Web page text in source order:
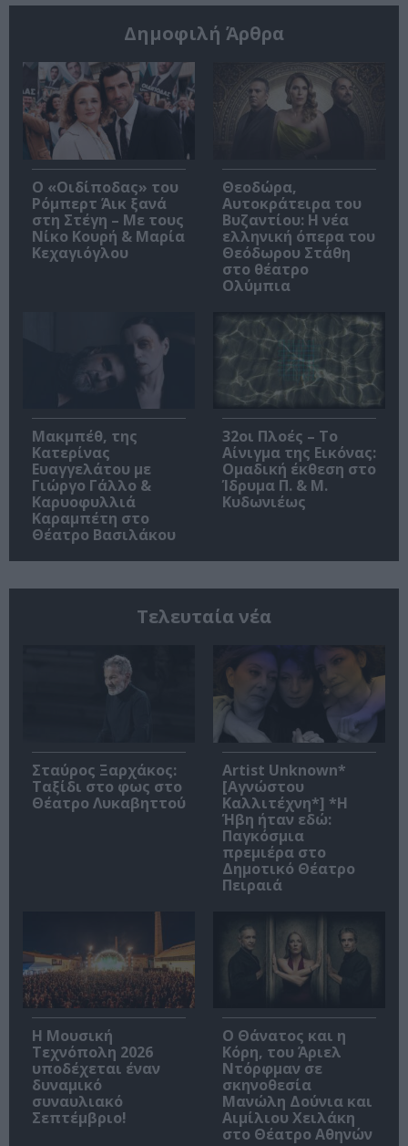
Δημοφιλή Άρθρα
O «Οιδίποδας» του
Ρόμπερτ Άικ ξανά
στη Στέγη – Με τους
Νίκο Κουρή & Μαρία
Κεχαγιόγλου
Θεοδώρα,
Αυτοκράτειρα του
Βυζαντίου: Η νέα
ελληνική όπερα του
Θεόδωρου Στάθη
στο θέατρο
Ολύμπια
Μακμπέθ, της
Κατερίνας
Ευαγγελάτου με
Γιώργο Γάλλο &
Καρυοφυλλιά
Καραμπέτη στο
Θέατρο Βασιλάκου
32οι Πλοές – Το
Αίνιγμα της Εικόνας:
Ομαδική έκθεση στο
Ίδρυμα Π. & Μ.
Κυδωνιέως
Τελευταία νέα
Σταύρος Ξαρχάκος:
Ταξίδι στο φως στο
Θέατρο Λυκαβηττού
Artist Unknown*
[Αγνώστου
Καλλιτέχνη*] *Η
Ήβη ήταν εδώ:
Παγκόσμια
πρεμιέρα στο
Δημοτικό Θέατρο
Πειραιά
Η Μουσική
Τεχνόπολη 2026
υποδέχεται έναν
δυναμικό
συναυλιακό
Σεπτέμβριο!
Ο Θάνατος και η
Κόρη, του Άριελ
Ντόρφμαν σε
σκηνοθεσία
Μανώλη Δούνια και
Αιμίλιου Χειλάκη
στο Θέατρο Αθηνών